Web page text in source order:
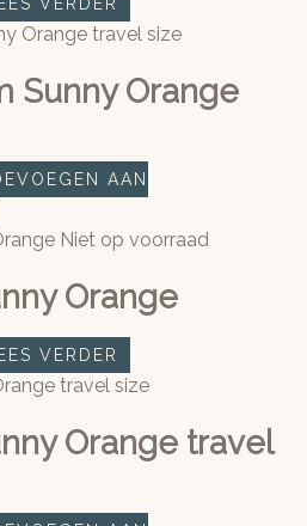
Sunny Orange
AAN
Niet op voorraad
Orange
VERDER
Orange travel